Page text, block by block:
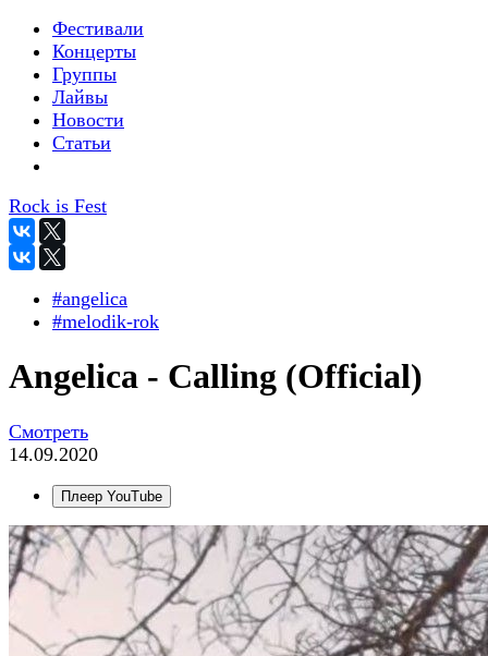
Фестивали
Концерты
Группы
Лайвы
Новости
Статьи
Rock is Fest
#angelica
#melodik-rok
Angelica - Calling (Official)
Смотреть
14.09.2020
Плеер YouTube